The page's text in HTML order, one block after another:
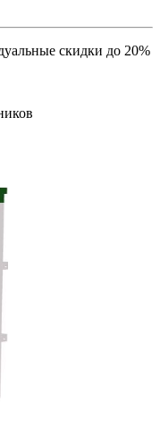
скидки до 20%